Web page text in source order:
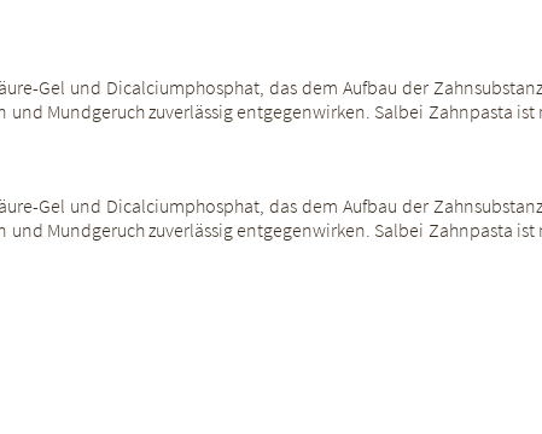
Gel und Dicalciumphosphat, das dem Aufbau der
Mundgeruch zuverlässig entgegenwirken. Salbei Zahnpasta
Gel und Dicalciumphosphat, das dem Aufbau der
Mundgeruch zuverlässig entgegenwirken. Salbei Zahnpasta